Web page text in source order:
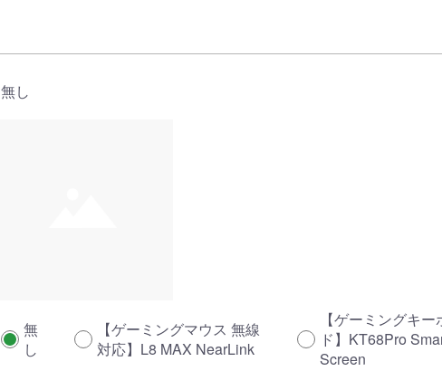
無し
無
し
【ゲーミングマウス 無線
対応】L8 MAX NearLink
【ゲーミングキー
ド】KT68Pro
Screen